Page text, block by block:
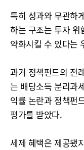
특히 성과와 무관하
하는 구조는 투자 위
약화시킬 수 있다는
과거 정책펀드의 전
는 배당소득 분리과
익률 논란과 정책펀
평가를 받았다.
세제 혜택은 제공됐